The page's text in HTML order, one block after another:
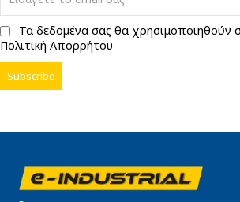
Τα δεδομένα σας θα χρησιμοποιηθούν
Πολιτική Απορρήτου